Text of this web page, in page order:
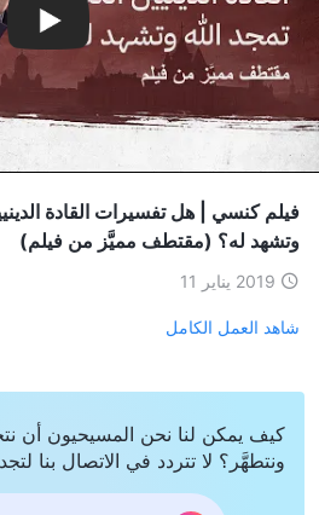
فيلم كنسي | هل تفسيرات القادة
وتشهد له؟ (مقتطف مميَّز من فيلم)
2019 يناير 11
شاهد العمل الكامل
كيف يمكن لنا نحن المسيحيون أن
ونتطهَّر؟ لا تتردد في الاتصال بنا